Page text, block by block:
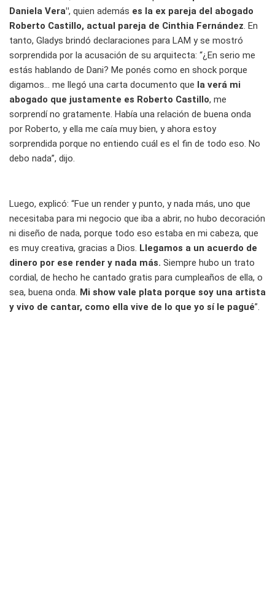
Daniela Vera", quien además es la ex pareja del abogado
Roberto Castillo, actual pareja de Cinthia Fernández. En
tanto, Gladys brindó declaraciones para LAM y se mostró
sorprendida por la acusación de su arquitecta: “¿En serio me
estás hablando de Dani? Me ponés como en shock porque
digamos... me llegó una carta documento que la verá mi
abogado que justamente es Roberto Castillo, me
sorprendí no gratamente. Había una relación de buena onda
por Roberto, y ella me caía muy bien, y ahora estoy
sorprendida porque no entiendo cuál es el fin de todo eso. No
debo nada”, dijo.
Luego, explicó: “Fue un render y punto, y nada más, uno que
necesitaba para mi negocio que iba a abrir, no hubo decoración
ni diseño de nada, porque todo eso estaba en mi cabeza, que
es muy creativa, gracias a Dios. Llegamos a un acuerdo de
dinero por ese render y nada más. Siempre hubo un trato
cordial, de hecho he cantado gratis para cumpleaños de ella, o
sea, buena onda. Mi show vale plata porque soy una artista
y vivo de cantar, como ella vive de lo que yo sí le pagué”.